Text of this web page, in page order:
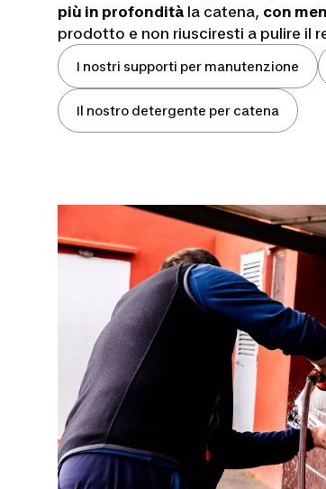
più in profondità la catena, con
prodotto e non riusciresti a pulire il
I nostri supporti per manutenzione
Il nostro detergente per catena